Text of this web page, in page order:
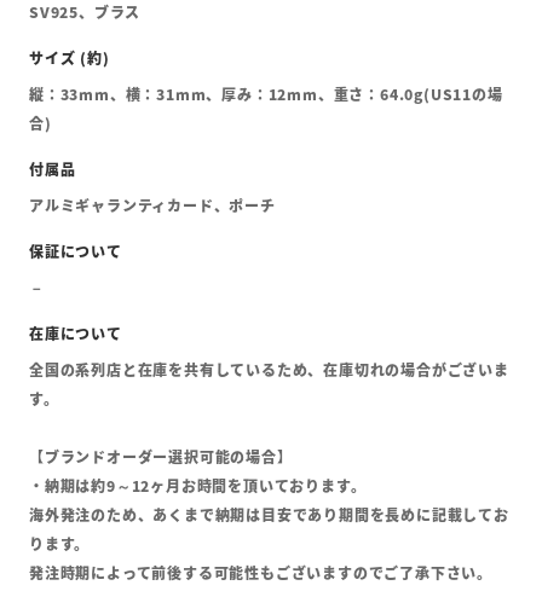
SV925、ブラス
縦：33mm、横：31mm、厚み：12mm、重さ：64.0g(US11の場
合)
アルミギャランティカード、ポーチ
全国の系列店と在庫を共有しているため、在庫切れの場合がございま
す。
【ブランドオーダー選択可能の場合】
・納期は約9～12ヶ月お時間を頂いております。
海外発注のため、あくまで納期は目安であり期間を長めに記載してお
ります。
発注時期によって前後する可能性もございますのでご了承下さい。